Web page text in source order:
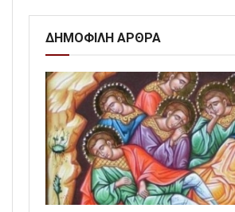
ΔΗΜΟΦΙΛΗ ΑΡΘΡΑ